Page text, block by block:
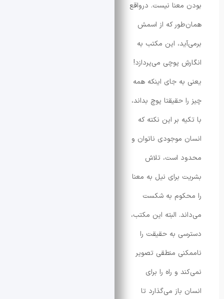
نیست. درواقع
که از اسمش
این مکتب به
پوچی می‌پردازد!
جای اینکه همه
پوچ بداند،
بر این نکته که
موجودی ناتوان و
است، تلاش
نیل به معنا
به شکست
البته این مکتب،
به حقیقت را
منطقی تصویر
و راه را برای
می‌گذارد تا